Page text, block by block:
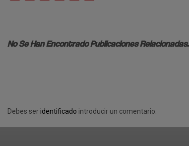
No Se Han Encontrado Publicaciones Relacionadas.
Debes seridentificado introducir un comentario.